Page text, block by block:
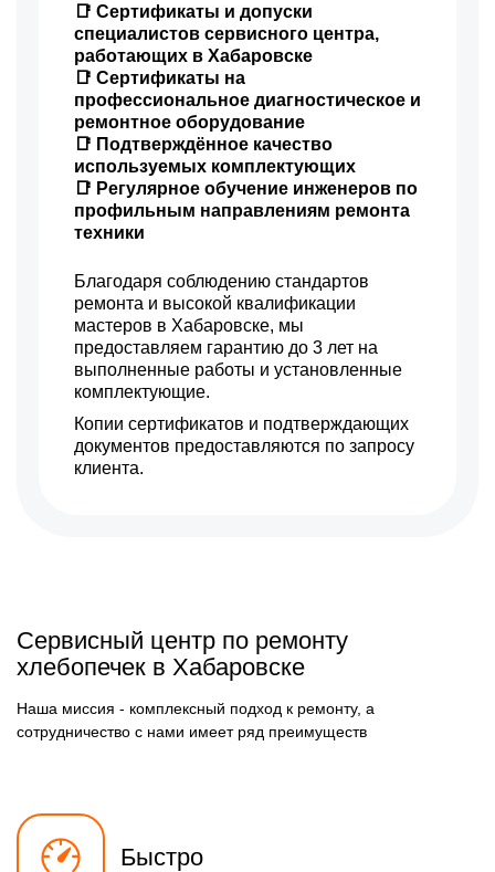
📑 Сертификаты и допуски
специалистов сервисного центра,
работающих в Хабаровске
📑 Сертификаты на
профессиональное диагностическое и
ремонтное оборудование
📑 Подтверждённое качество
используемых комплектующих
📑 Регулярное обучение инженеров по
профильным направлениям ремонта
техники
Благодаря соблюдению стандартов
ремонта и высокой квалификации
мастеров в Хабаровске, мы
предоставляем гарантию до 3 лет на
выполненные работы и установленные
комплектующие.
Копии сертификатов и подтверждающих
документов предоставляются по запросу
клиента.
Сервисный центр по ремонту
хлебопечек в Хабаровске
Наша миссия - комплексный подход к ремонту, а
сотрудничество с нами имеет ряд преимуществ
Быстро